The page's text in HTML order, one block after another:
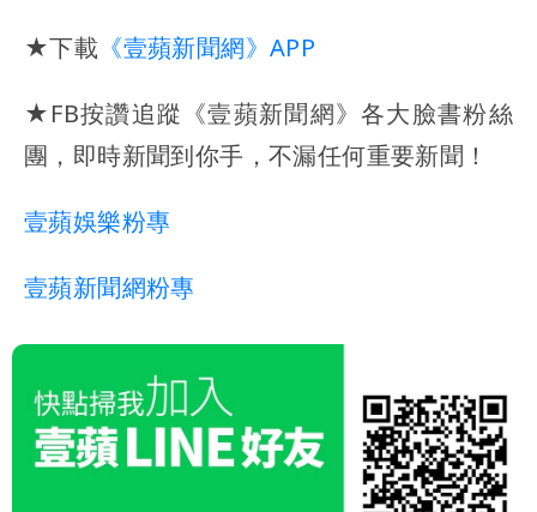
★下載 《壹蘋新聞網》APP
★FB按讚追蹤《壹蘋新聞網》各大臉書粉絲
團，即時新聞到你手，不漏任何重要新聞！
壹蘋娛樂粉專
壹蘋新聞網粉專